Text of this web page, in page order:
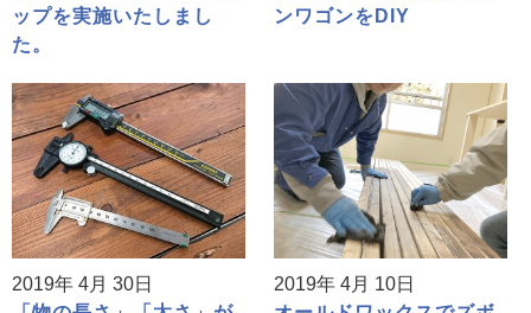
ップを実施いたしまし
た。
ンワゴンをDIY
2019年 4月 30日
2019年 4月 10日